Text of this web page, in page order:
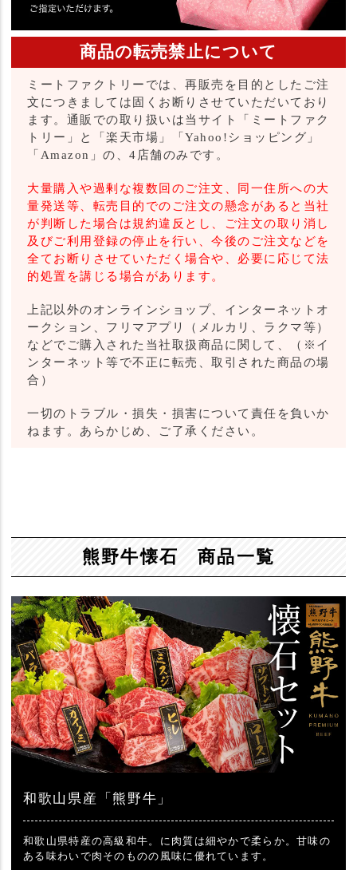
商品の転売禁止について
ミートファクトリーでは、再販売を目的としたご注
文につきましては固くお断りさせていただいており
ます。通販での取り扱いは当サイト「ミートファク
トリー」と「楽天市場」「Yahoo!ショッピング」
「Amazon」の、4店舗のみです。
大量購入や過剰な複数回のご注文、同一住所への大
量発送等、転売目的でのご注文の懸念があると当社
が判断した場合は規約違反とし、ご注文の取り消し
及びご利用登録の停止を行い、今後のご注文などを
全てお断りさせていただく場合や、必要に応じて法
的処置を講じる場合があります。
上記以外のオンラインショップ、インターネットオ
ークション、フリマアプリ（メルカリ、ラクマ等）
などでご購入された当社取扱商品に関して、（※イ
ンターネット等で不正に転売、取引された商品の場
合）
一切のトラブル・損失・損害について責任を負いか
ねます。あらかじめ、ご了承ください。
熊野牛懐石 商品一覧
和歌山県産「熊野牛」
和歌山県特産の高級和牛。に肉質は細やかで柔らか。甘味の
ある味わいで肉そのものの風味に優れています。